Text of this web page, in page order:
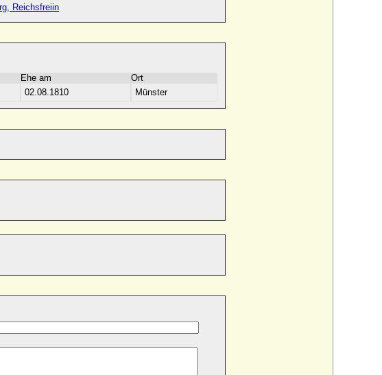
Reichsfreiin
Ehe am
Ort
02.08.1810 Münster